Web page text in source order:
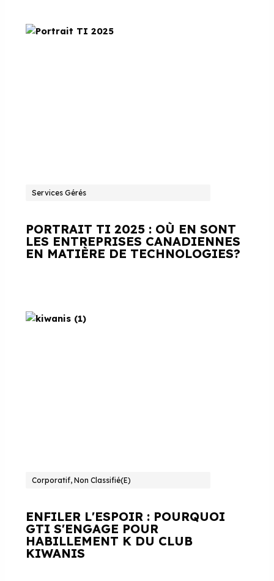
Services Gérés
PORTRAIT TI 2025 : OÙ EN SONT
LES ENTREPRISES CANADIENNES
EN MATIÈRE DE TECHNOLOGIES?
Corporatif, Non Classifié(e)
ENFILER L'ESPOIR : POURQUOI
GTI S'ENGAGE POUR
HABILLEMENT K DU CLUB
KIWANIS